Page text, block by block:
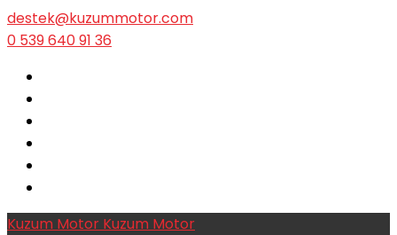
destek@kuzummotor.com
0 539 640 91 36
Kuzum Motor Kuzum Motor